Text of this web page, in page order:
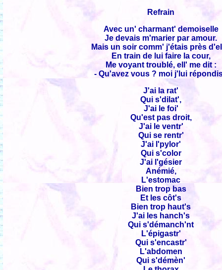
Refrain
Avec un' charmant' demoiselle
Je devais m'marier par amour.
Mais un soir comm' j'étais près
En train de lui faire la cour,
Me voyant troublé, ell' me dit :
- Qu'avez vous ? moi j'lui
J'ai la rat'
Qui s'dilat',
J'ai le foi'
Qu'est pas droit,
J'ai le ventr'
Qui se rentr'
J'ai l'pylor'
Qui s'color
J'ai l'gésier
Anémié,
L'estomac
Bien trop bas
Et les côt's
Bien trop haut's
J'ai les hanch's
Qui s'démanch'nt
L'épigastr'
Qui s'encastr'
L'abdomen
Qui s'démèn'